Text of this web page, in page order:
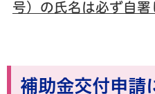
号）の氏名は必ず自署
補助金交付申請